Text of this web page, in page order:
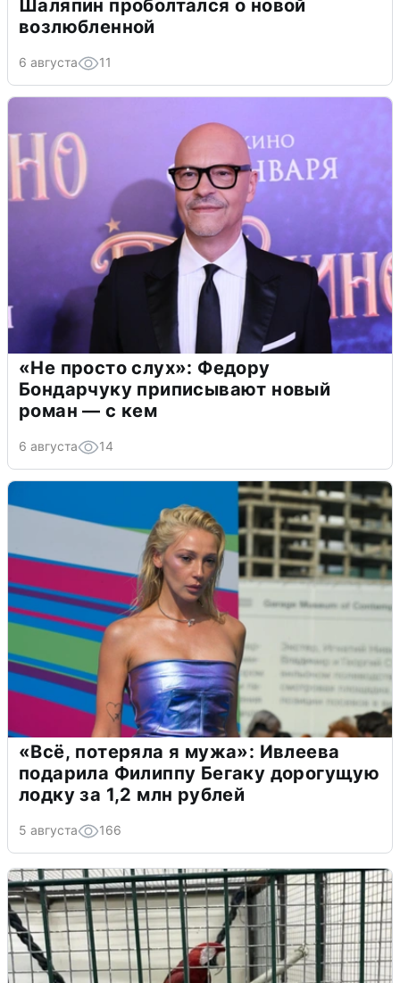
Шаляпин проболтался о новой
возлюбленной
6 августа 11
«Не просто слух»: Федору
Бондарчуку приписывают новый
роман — с кем
6 августа 14
«Всё, потеряла я мужа»: Ивлеева
подарила Филиппу Бегаку дорогущую
лодку за 1,2 млн рублей
5 августа 166